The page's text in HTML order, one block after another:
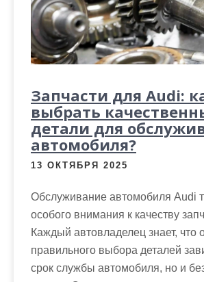
Запчасти для Audi:
выбрать
детали для
автомобиля?
13 ОКТЯБРЯ 2025
Обслуживание автомобиля Audi
особого внимания к качеству
Каждый автовладелец знает, что
правильного выбора деталей
срок службы автомобиля, но и